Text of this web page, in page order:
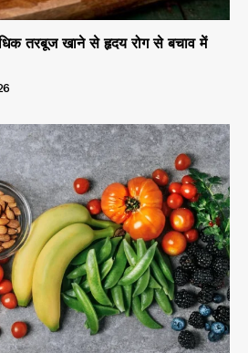
तरबूज खाने से हृदय रोग से बचाव में